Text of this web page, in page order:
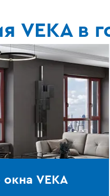
VEKA в
VEKA